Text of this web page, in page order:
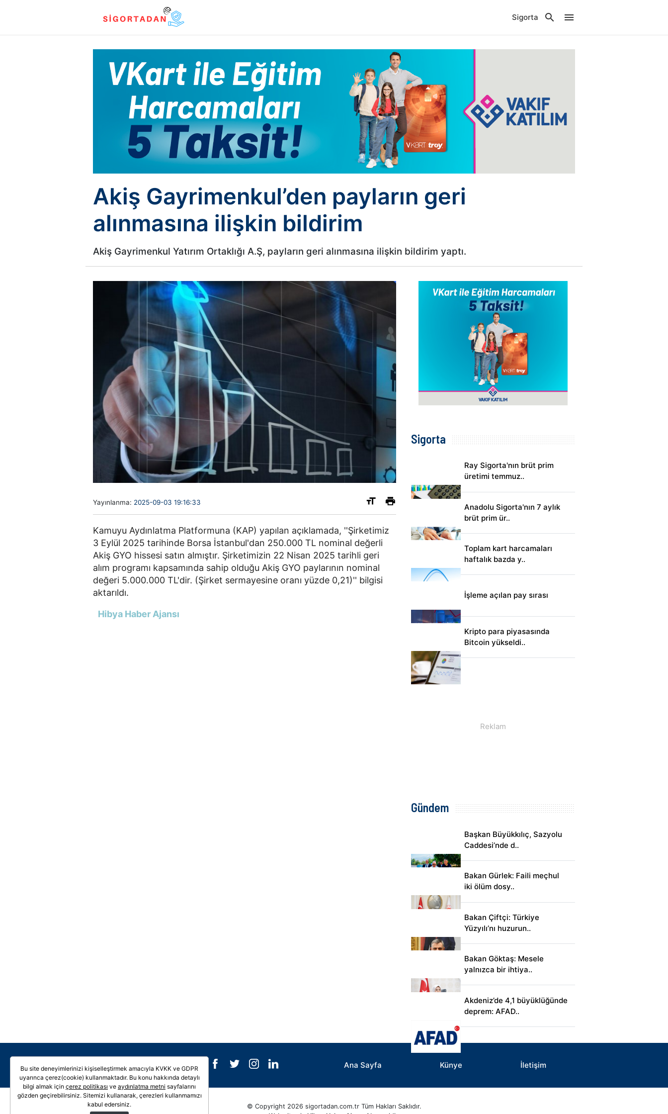
Sigorta
Akiş Gayrimenkul’den payların geri
alınmasına ilişkin bildirim
Akiş Gayrimenkul Yatırım Ortaklığı A.Ş, payların geri alınmasına ilişkin bildirim yaptı.
Yayınlanma: 2025-09-03 19:16:33
Kamuyu Aydınlatma Platformuna (KAP) yapılan açıklamada, ''Şirketimiz
3 Eylül 2025 tarihinde Borsa İstanbul'dan 250.000 TL nominal değerli
Akiş GYO hissesi satın almıştır. Şirketimizin 22 Nisan 2025 tarihli geri
alım programı kapsamında sahip olduğu Akiş GYO paylarının nominal
değeri 5.000.000 TL'dir. (Şirket sermayesine oranı yüzde 0,21)'' bilgisi
aktarıldı.
Hibya Haber Ajansı
Sigorta
Ray Sigorta'nın brüt prim
üretimi temmuz..
Anadolu Sigorta'nın 7 aylık
brüt prim ür..
Toplam kart harcamaları
haftalık bazda y..
İşleme açılan pay sırası
Kripto para piyasasında
Bitcoin yükseldi..
Gündem
Başkan Büyükkılıç, Sazyolu
Caddesi’nde d..
Bakan Gürlek: Faili meçhul
iki ölüm dosy..
Bakan Çiftçi: Türkiye
Yüzyılı’nı huzurun..
Bakan Göktaş: Mesele
yalnızca bir ihtiya..
Akdeniz’de 4,1 büyüklüğünde
deprem: AFAD..
Galeri Video Ana Sayfa Künye İletişim
© Copyright 2026 sigortadan.com.tr Tüm Hakları Saklıdır.
Bu site deneyimlerinizi kişiselleştirmek amacıyla KVKK ve GDPR
uyarınca çerez(cookie) kullanmaktadır. Bu konu hakkında detaylı
bilgi almak için çerez politikası ve aydınlatma metni sayfalarını
gözden geçirebilirsiniz. Sitemizi kullanarak, çerezleri kullanmamızı
kabul edersiniz.